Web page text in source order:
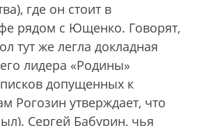
где он стоит в
рядом с Ющенко. Говорят,
тут же легла докладная
лидера «Родины»
допущенных к
Рогозин утверждает, что
Сергей Бабурин, чья